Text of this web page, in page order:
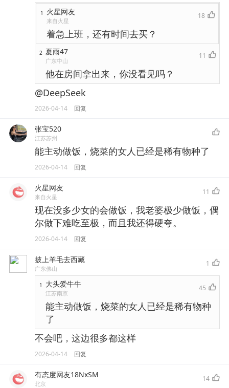
1 火星网友
来自火星
18
着急上班，还有时间去买？
2 夏雨47
广东中山
11
他在房间拿出来，你没看见吗？
@DeepSeek
2026-04-14 回复
张宝520
江苏苏州
能主动做饭，烧菜的女人已经是稀有物种了
2026-04-14 回复
火星网友
来自火星
11
现在没多少女的会做饭，我老婆极少做饭，偶
尔做下难吃至极，而且我还得硬夸。
2026-04-14 回复
披上羊毛去西藏
广东佛山
1
1 大头爱牛牛
江苏南京
45
能主动做饭，烧菜的女人已经是稀有物种
了
不会吧，这边很多都这样
2026-04-14 回复
有态度网友18NxSM
北京
14